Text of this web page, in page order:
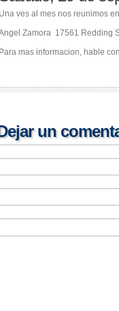
Una ves al mes nos reunimos
Zamora 17561 Redding
Para mas informacion, hable
un